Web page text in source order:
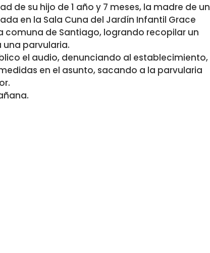
de su hijo de 1 año y 7 meses, la madre de un
en la Sala Cuna del Jardín Infantil Grace
comuna de Santiago, logrando recopilar un
parvularia.
el audio, denunciando al establecimiento,
en el asunto, sacando a la parvularia